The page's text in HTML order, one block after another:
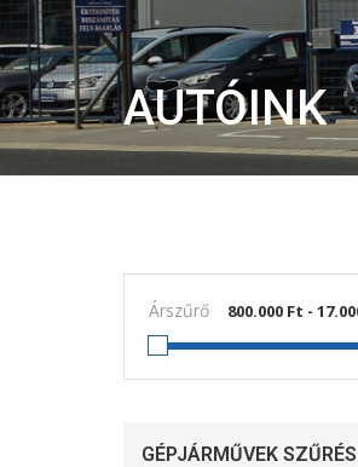
AUTÓINK
Árszűrő
GÉPJÁRMŰVEK